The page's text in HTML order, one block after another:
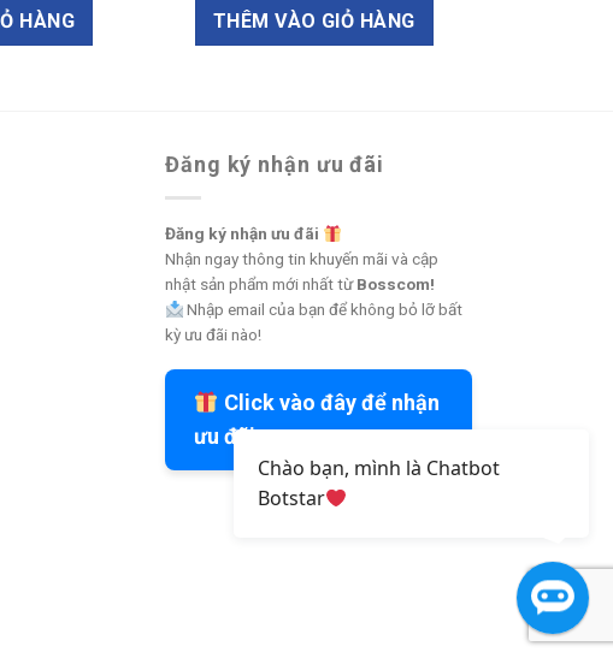
HÀNG THÊM VÀO GIỎ HÀNG
Đăng ký nhận ưu đãi
Đăng ký nhận ưu đãi
Nhận ngay thông tin khuyến mãi và cập
nhật sản phẩm mới nhất từBosscom!
Nhập email của bạn để không bỏ lỡ bất
kỳ ưu đãi nào!
Click vào đây để nhận
ưu đãi
Chào bạn, mình là Chatbot
Botstar